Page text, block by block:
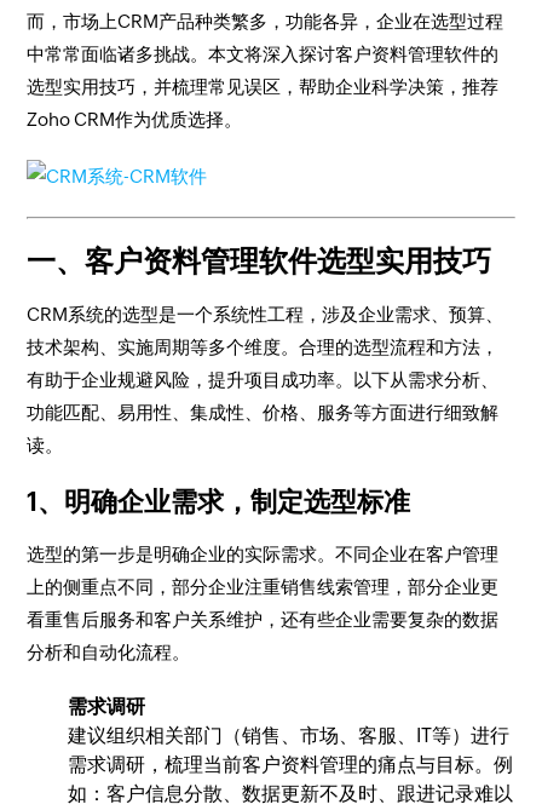
而，市场上CRM产品种类繁多，功能各异，企业在选型过程
中常常面临诸多挑战。本文将深入探讨客户资料管理软件的
选型实用技巧，并梳理常见误区，帮助企业科学决策，推荐
Zoho CRM作为优质选择。
一、客户资料管理软件选型实用技巧
CRM系统的选型是一个系统性工程，涉及企业需求、预算、
技术架构、实施周期等多个维度。合理的选型流程和方法，
有助于企业规避风险，提升项目成功率。以下从需求分析、
功能匹配、易用性、集成性、价格、服务等方面进行细致解
读。
1、明确企业需求，制定选型标准
选型的第一步是明确企业的实际需求。不同企业在客户管理
上的侧重点不同，部分企业注重销售线索管理，部分企业更
看重售后服务和客户关系维护，还有些企业需要复杂的数据
分析和自动化流程。
需求调研
建议组织相关部门（销售、市场、客服、IT等）进行
需求调研，梳理当前客户资料管理的痛点与目标。例
如：客户信息分散、数据更新不及时、跟进记录难以